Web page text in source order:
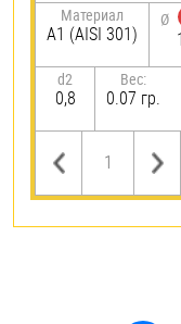
Материал
А1 (AISI 301)
Ø
1
d2
0,8
Вес:
0.07 гр.